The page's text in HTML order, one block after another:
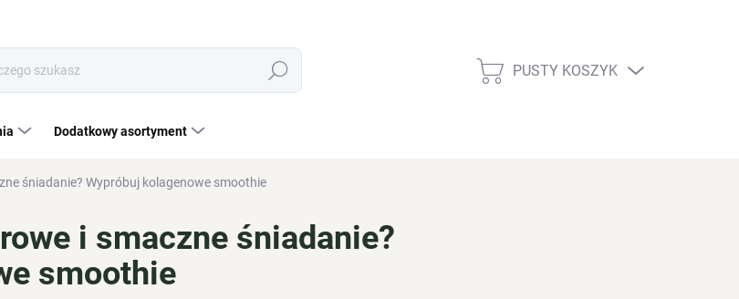
Szukaj
KOSZYK
PUSTY KOSZYK
Dodatkowy asortyment
śniadanie? Wypróbuj kolagenowe smoothie
i smaczne śniadanie?
smoothie